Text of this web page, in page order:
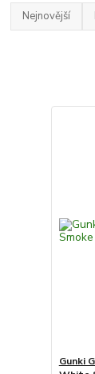
Nejnovější
Gunki